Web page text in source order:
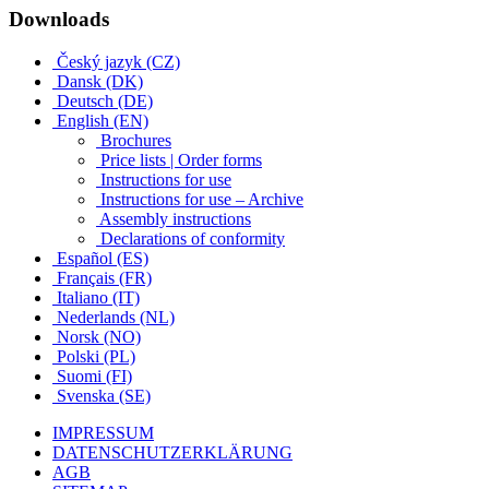
Downloads
Český jazyk (CZ)
Dansk (DK)
Deutsch (DE)
English (EN)
Brochures
Price lists | Order forms
Instructions for use
Instructions for use – Archive
Assembly instructions
Declarations of conformity
Español (ES)
Français (FR)
Italiano (IT)
Nederlands (NL)
Norsk (NO)
Polski (PL)
Suomi (FI)
Svenska (SE)
IMPRESSUM
DATENSCHUTZERKLÄRUNG
AGB